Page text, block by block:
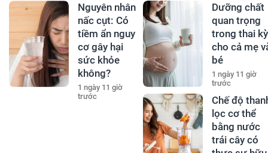
Nguyên nhân
nấc cụt: Có
tiềm ẩn nguy
cơ gây hại
sức khỏe
không?
1 ngày 11 giờ
trước
Dưỡng chất
quan trọng
trong thai kỳ
cho cả mẹ
bé
1 ngày 11 giờ
trước
Chế độ
lọc cơ thể
bằng nước
trái cây có